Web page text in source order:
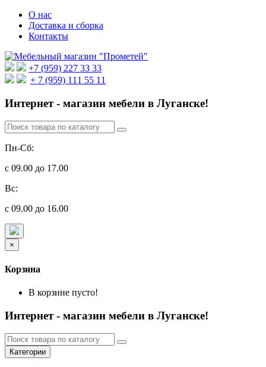
О нас
Доставка и сборка
Контакты
+7 (959) 227 33 33
+ 7 (959) 111 55 11
Интернет - магазин мебели в Луганске!
Пн-Сб:
с 09.00 до 17.00
Вс:
с 09.00 до 16.00
×
Корзина
В корзине пусто!
Интернет - магазин мебели в Луганске!
Категории